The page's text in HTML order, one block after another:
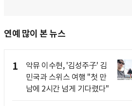
연예 많이 본 뉴스
1
악뮤 이수현, '김성주子' 김
민국과 스위스 여행 "첫 만
남에 2시간 넘게 기다렸다"